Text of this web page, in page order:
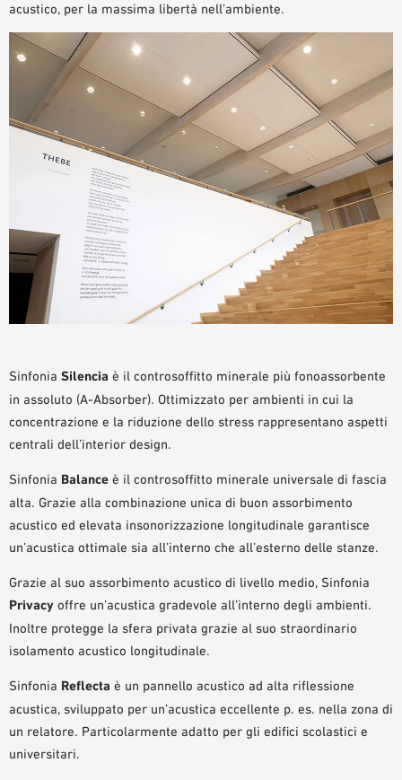
acustico, per la massima libertà nell’ambiente.
Sinfonia Silencia è il controsoffitto minerale più fonoassorbente
in assoluto (A-Absorber). Ottimizzato per ambienti in cui la
concentrazione e la riduzione dello stress rappresentano aspetti
centrali dell’interior design.
Sinfonia Balance è il controsoffitto minerale universale di fascia
alta. Grazie alla combinazione unica di buon assorbimento
acustico ed elevata insonorizzazione longitudinale garantisce
un’acustica ottimale sia all’interno che all’esterno delle stanze.
Grazie al suo assorbimento acustico di livello medio, Sinfonia
Privacy offre un’acustica gradevole all’interno degli ambienti.
Inoltre protegge la sfera privata grazie al suo straordinario
isolamento acustico longitudinale.
Sinfonia Reflecta è un pannello acustico ad alta riflessione
acustica, sviluppato per un’acustica eccellente p. es. nella zona di
un relatore. Particolarmente adatto per gli edifici scolastici e
universitari.